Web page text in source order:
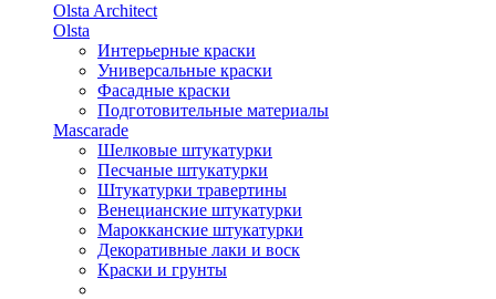
Olsta Architect
Olsta
Интерьерные краски
Универсальные краски
Фасадные краски
Подготовительные материалы
Mascarade
Шелковые штукатурки
Песчаные штукатурки
Штукатурки травертины
Венецианские штукатурки
Марокканские штукатурки
Декоративные лаки и воск
Краски и грунты